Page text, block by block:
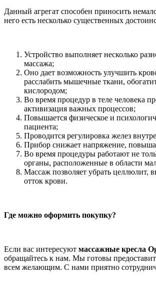
Данный агрегат способен приносить
него есть несколько существенных
Устройство выполняет несколько
массажа;
Оно дает возможность улучшить
расслабить мышечные ткани,
кислородом;
Во время процедур в теле человека
активизация важных процессов;
Повышается физическое и
пациента;
Проводится регулировка желез
Прибор снижает напряжение,
Во время процедуры работают не
органы, расположенные в области
Массаж позволяет убрать целлюлит,
отток крови.
Где можно оформить покупку?
Если вас интересуют массажные кресла
обращайтесь к нам. Мы готовы
всем желающим. С нами приятно